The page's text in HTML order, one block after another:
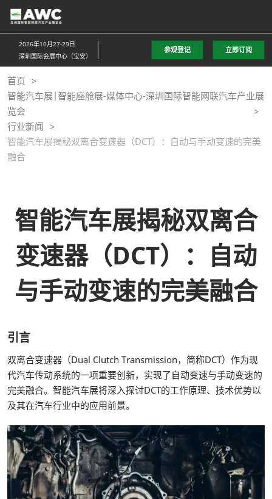
直
接
跳
至
内
容
2026年10月27-29日
深圳国际会展中心（宝安）
参观登记 立即订阅
首页
智能汽车展|智能座舱展-媒体中心-深圳国际智能网联汽车产业展
览会
行业新闻
智能汽车展揭秘双离合变速器（DCT）：自动与手动变速的完美
融合
智能汽车展揭秘双离合
变速器（DCT）：自动
与手动变速的完美融合
引言
双离合变速器（Dual Clutch Transmission，简称DCT）作为现
代汽车传动系统的一项重要创新，实现了自动变速与手动变速的
完美融合。智能汽车展将深入探讨DCT的工作原理、技术优势以
及其在汽车行业中的应用前景。